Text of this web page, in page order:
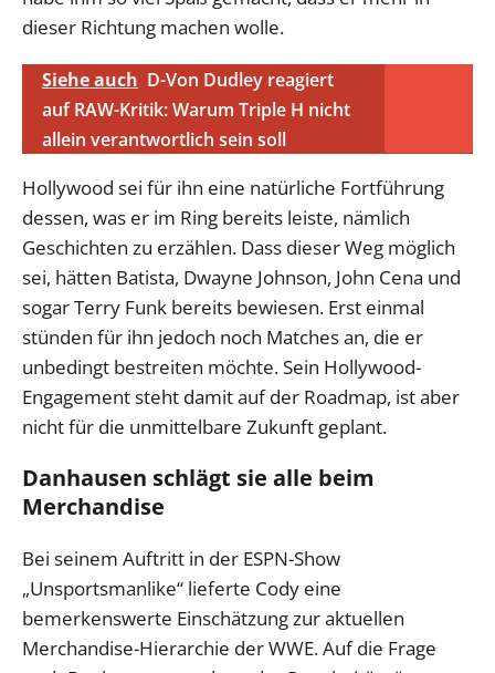
dieser Richtung machen wolle.
Siehe auch D-Von Dudley reagiert
auf RAW-Kritik: Warum Triple H nicht
allein verantwortlich sein soll
Hollywood sei für ihn eine natürliche Fortführung
dessen, was er im Ring bereits leiste, nämlich
Geschichten zu erzählen. Dass dieser Weg möglich
sei, hätten Batista, Dwayne Johnson, John Cena und
sogar Terry Funk bereits bewiesen. Erst einmal
stünden für ihn jedoch noch Matches an, die er
unbedingt bestreiten möchte. Sein Hollywood-
Engagement steht damit auf der Roadmap, ist aber
nicht für die unmittelbare Zukunft geplant.
Danhausen schlägt sie alle beim
Merchandise
Bei seinem Auftritt in der ESPN-Show
„Unsportsmanlike“ lieferte Cody eine
bemerkenswerte Einschätzung zur aktuellen
Merchandise-Hierarchie der WWE. Auf die Frage